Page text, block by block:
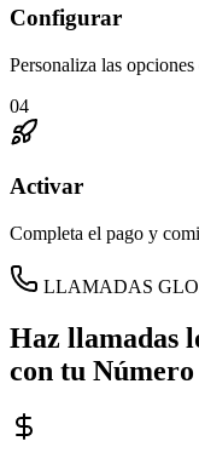
Configurar
Personaliza las
04
Activar
Completa el pago y
LLAMADAS
Haz llamadas
con tu